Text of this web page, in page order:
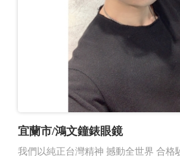
宜蘭市/鴻文鐘錶眼鏡
我們以純正台灣精神 撼動全世界 合格